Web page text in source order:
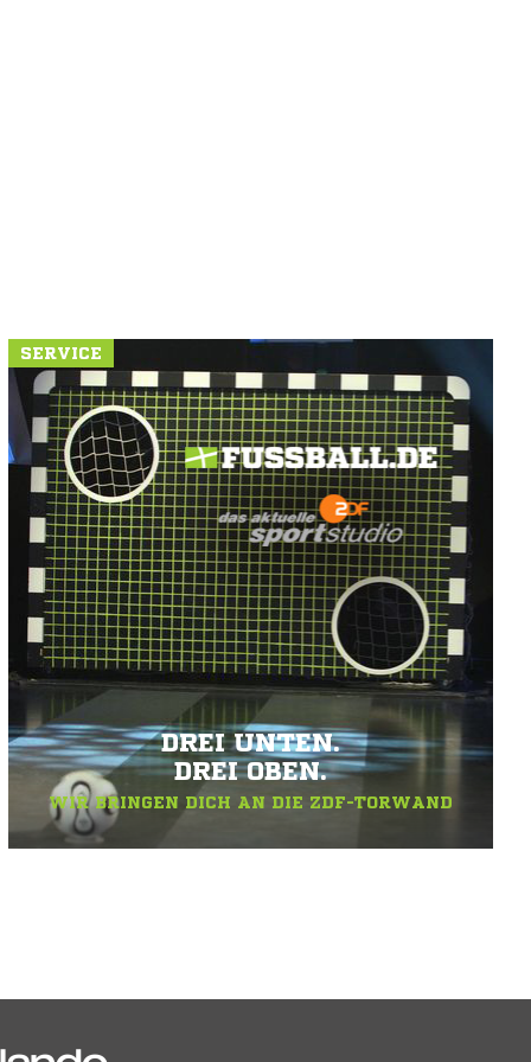
SERVICE
DREI UNTEN.
DREI OBEN.
WIR BRINGEN DICH AN DIE ZDF-TORWAND